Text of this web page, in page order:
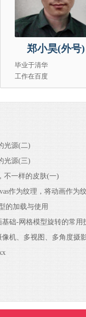
郑小昊(外号)
毕业于清华
工作在百度
光源(二)
光源(三)
不一样的皮肤(一)
的加载与使用
像机、多视图、多角度摄